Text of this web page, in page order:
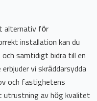
alternativ för
installation kan du
samtidigt bidra till en
vi skräddarsydda
och fastighetens
utrustning av hög kvalitet